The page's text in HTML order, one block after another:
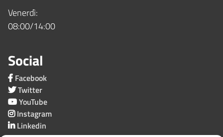
Venerdì:
08:00/14:00
Social
Facebook
Twitter
YouTube
Instagram
Linkedin